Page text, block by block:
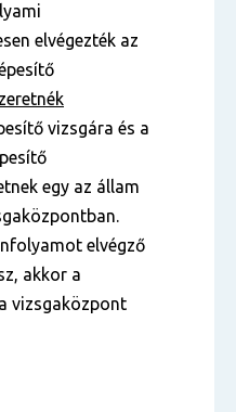
elvégezték az
vizsgára és a
egy az állam
elvégző
akkor a
vizsgaközpont